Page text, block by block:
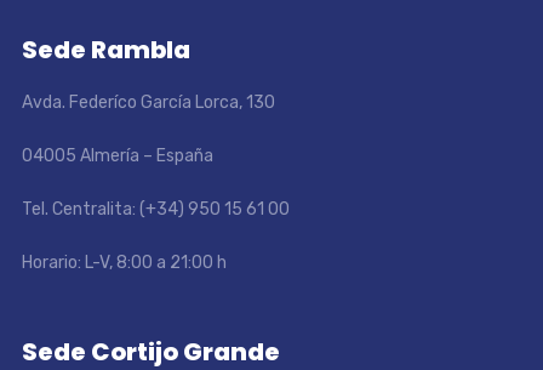
Sede Rambla
Avda. Federíco García Lorca, 130
04005 Almería – España
Tel. Centralita: (+34) 950 15 61 00
Horario: L-V, 8:00 a 21:00 h
Sede Cortijo Grande